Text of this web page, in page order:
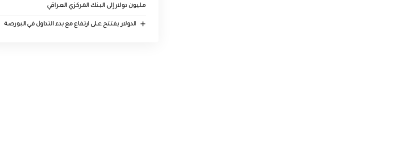
مليون دولار إلى البنك المركزي العراقي
الدولار يفتتح على ارتفاع مع بدء التداول في البورصة